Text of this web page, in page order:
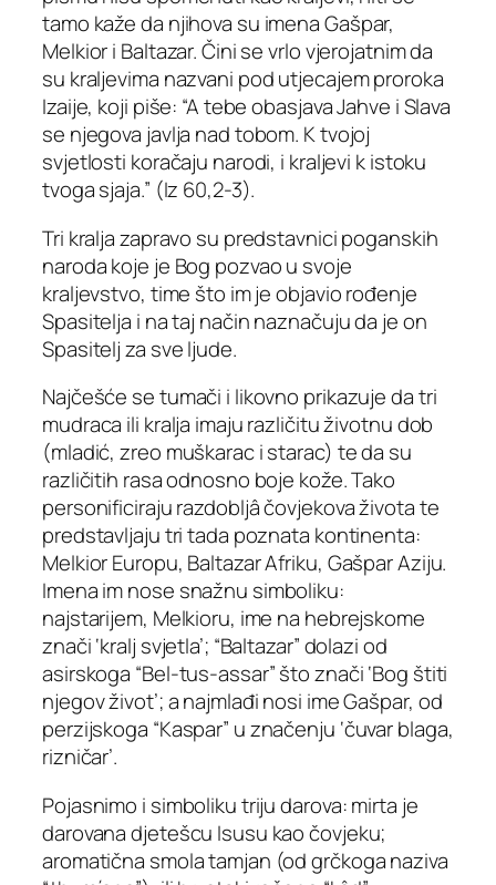
tamo kaže da njihova su imena Gašpar,
Melkior i Baltazar. Čini se vrlo vjerojatnim da
su kraljevima nazvani pod utjecajem proroka
Izaije, koji piše: “A tebe obasjava Jahve i Slava
se njegova javlja nad tobom. K tvojoj
svjetlosti koračaju narodi, i kraljevi k istoku
tvoga sjaja.” (Iz 60,2-3).
Tri kralja zapravo su predstavnici poganskih
naroda koje je Bog pozvao u svoje
kraljevstvo, time što im je objavio rođenje
Spasitelja i na taj način naznačuju da je on
Spasitelj za sve ljude.
Najčešće se tumači i likovno prikazuje da tri
mudraca ili kralja imaju različitu životnu dob
(mladić, zreo muškarac i starac) te da su
različitih rasa odnosno boje kože. Tako
personificiraju razdobljâ čovjekova života te
predstavljaju tri tada poznata kontinenta:
Melkior Europu, Baltazar Afriku, Gašpar Aziju.
Imena im nose snažnu simboliku:
najstarijem, Melkioru, ime na hebrejskome
znači ‘kralj svjetla’; “Baltazar” dolazi od
asirskoga “Bel-tus-assar” što znači ‘Bog štiti
njegov život’; a najmlađi nosi ime Gašpar, od
perzijskoga “Kaspar” u značenju ‘čuvar blaga,
rizničar’.
Pojasnimo i simboliku triju darova: mirta je
darovana djetešcu Isusu kao čovjeku;
aromatična smola tamjan (od grčkoga naziva